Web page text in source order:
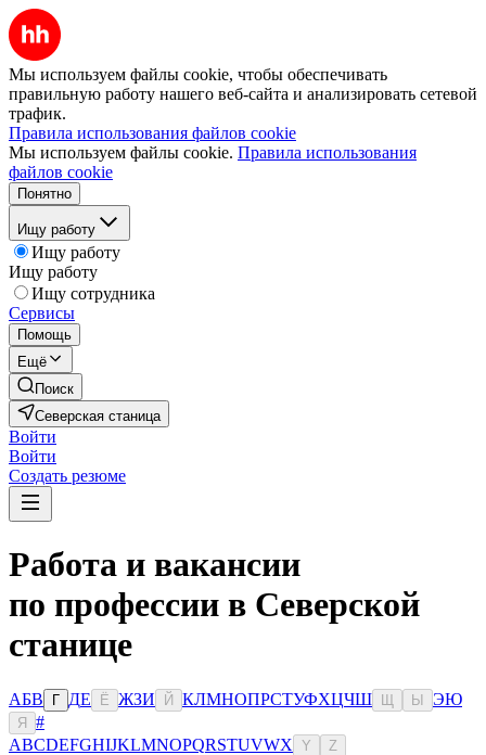
Мы используем файлы cookie, чтобы обеспечивать
правильную работу нашего веб-сайта и анализировать сетевой
трафик.
Правила использования файлов cookie
Мы используем файлы cookie. Правила использования
файлов cookie
Понятно
Ищу работу
Ищу работу
Ищу работу
Ищу сотрудника
Сервисы
Помощь
Ещё
Поиск
Северская станица
Войти
Войти
Создать резюме
Работа и вакансии
по профессии в Северской
станице
АБВ Г ДЕ Ё ЖЗИ Й КЛМНОПРСТУФХЦЧШ Ы ЭЮ
Я
#
ABCDEFGHIJKLMNOPQRSTUVWX Y Z